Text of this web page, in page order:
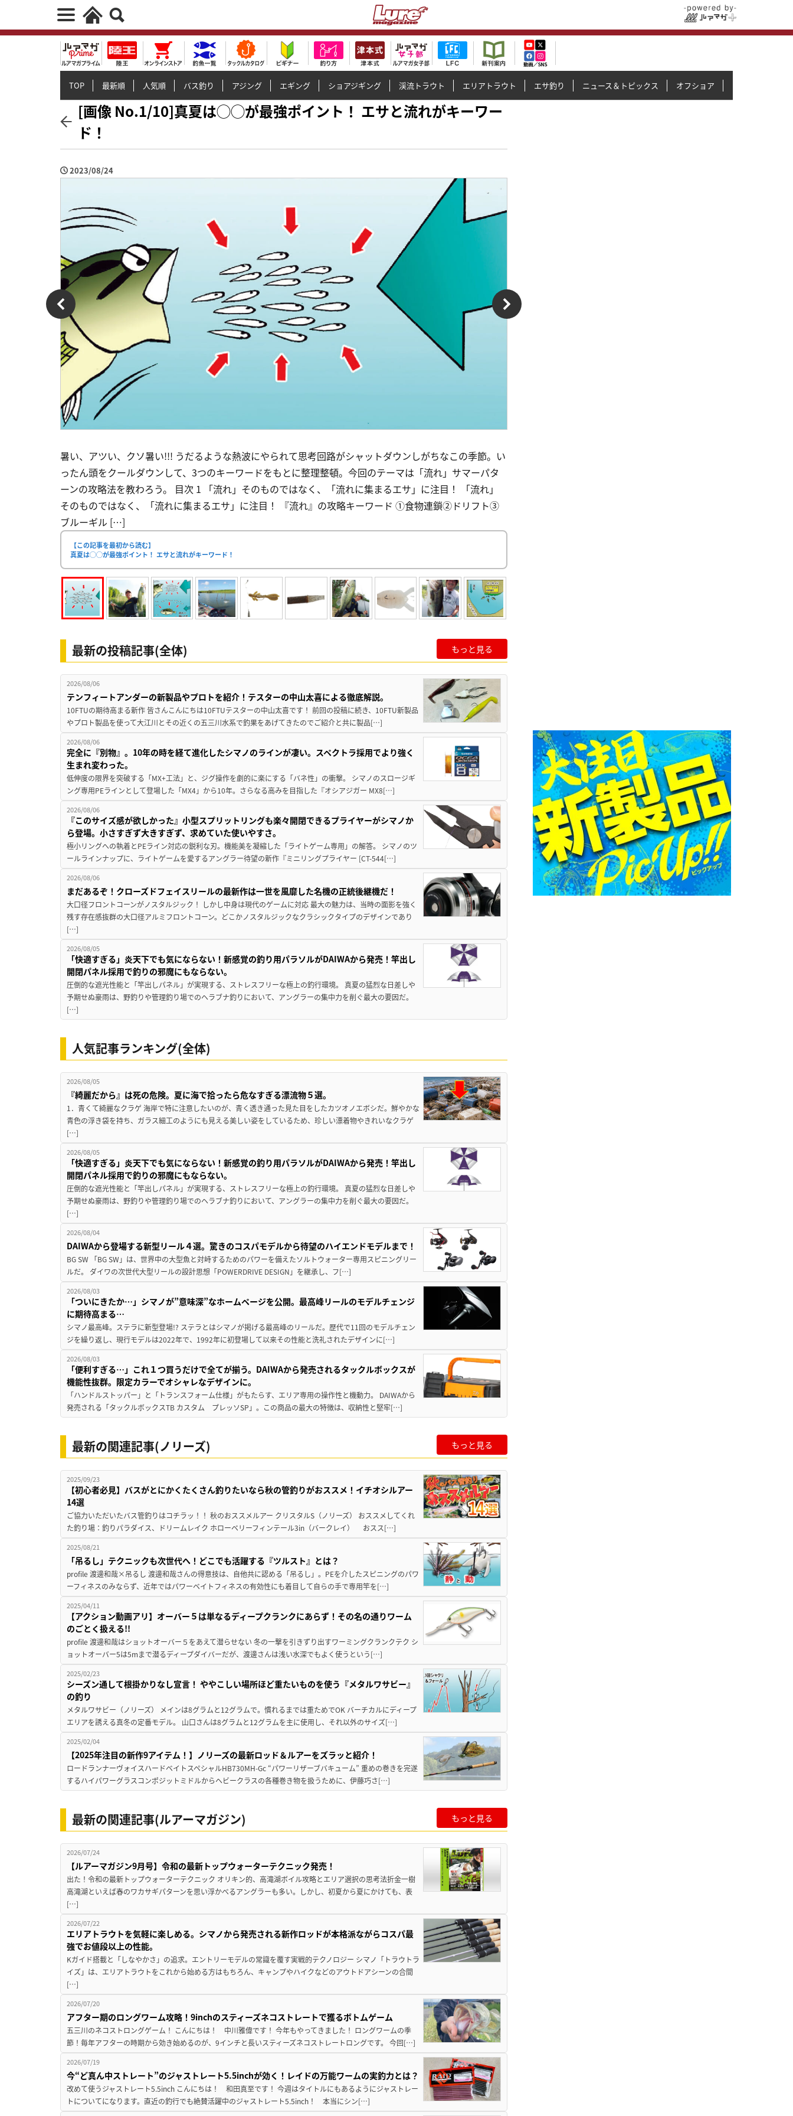
TOP 最新順 人気順 バス釣り アジング エギング ショアジギング 渓流トラウト エリアトラウト エサ釣り ニュース＆トピックス オフショア
[画像 No.1/10]真夏は◯◯が最強ポイント！ エサと流れがキーワー
ド！
2023/08/24
暑い、アツい、クソ暑い!!! うだるような熱波にやられて思考回路がシャットダウンしがちなこの季節。い
ったん頭をクールダウンして、3つのキーワードをもとに整理整頓。今回のテーマは「流れ」サマーパタ
ーンの攻略法を教わろう。 目次 1 「流れ」そのものではなく、「流れに集まるエサ」に注目！ 「流れ」
そのものではなく、「流れに集まるエサ」に注目！ 『流れ』の攻略キーワード ①食物連鎖②ドリフト③
ブルーギル […]
【この記事を最初から読む】
真夏は◯◯が最強ポイント！ エサと流れがキーワード！
最新の投稿記事(全体) もっと見る
2026/08/06
テンフィートアンダーの新製品やプロトを紹介！テスターの中山太喜による徹底解説。
10FTUの期待高まる新作 皆さんこんにちは10FTUテスターの中山太喜です！ 前回の投稿に続き、10FTU新製品
やプロト製品を使って大江川とその近くの五三川水系で釣果をあげてきたのでご紹介と共に製品[…]
2026/08/06
完全に『別物』。10年の時を経て進化したシマノのラインが凄い。スペクトラ採用でより強く
生まれ変わった。
低伸度の限界を突破する「MX+工法」と、ジグ操作を劇的に楽にする「バネ性」の衝撃。 シマノのスロージギ
ング専用PEラインとして登場した「MX4」から10年。さらなる高みを目指した『オシアジガー MX8[…]
2026/08/06
『このサイズ感が欲しかった』小型スプリットリングも楽々開閉できるプライヤーがシマノか
ら登場。小さすぎず大きすぎず、求めていた使いやすさ。
極小リングへの執着とPEライン対応の鋭利な刃。機能美を凝縮した「ライトゲーム専用」の解答。 シマノのツ
ールラインナップに、ライトゲームを愛するアングラー待望の新作『ミニリングプライヤー [CT-544[…]
2026/08/06
まだあるぞ！クローズドフェイスリールの最新作は一世を風靡した名機の正統後継機だ！
大口径フロントコーンがノスタルジック！ しかし中身は現代のゲームに対応 最大の魅力は、当時の面影を強く
残す存在感抜群の大口径アルミフロントコーン。どこかノスタルジックなクラシックタイプのデザインであり
[…]
2026/08/05
「快適すぎる」炎天下でも気にならない！新感覚の釣り用パラソルがDAIWAから発売！竿出し
開閉パネル採用で釣りの邪魔にもならない。
圧倒的な遮光性能と「竿出しパネル」が実現する、ストレスフリーな極上の釣行環境。 真夏の猛烈な日差しや
予期せぬ豪雨は、野釣りや管理釣り場でのヘラブナ釣りにおいて、アングラーの集中力を削ぐ最大の要因だ。
[…]
人気記事ランキング(全体)
2026/08/05
『綺麗だから』は死の危険。夏に海で拾ったら危なすぎる漂流物５選。
1．青くて綺麗なクラゲ 海岸で特に注意したいのが、青く透き通った見た目をしたカツオノエボシだ。鮮やかな
青色の浮き袋を持ち、ガラス細工のようにも見える美しい姿をしているため、珍しい漂着物やきれいなクラゲ
[…]
2026/08/05
「快適すぎる」炎天下でも気にならない！新感覚の釣り用パラソルがDAIWAから発売！竿出し
開閉パネル採用で釣りの邪魔にもならない。
圧倒的な遮光性能と「竿出しパネル」が実現する、ストレスフリーな極上の釣行環境。 真夏の猛烈な日差しや
予期せぬ豪雨は、野釣りや管理釣り場でのヘラブナ釣りにおいて、アングラーの集中力を削ぐ最大の要因だ。
[…]
2026/08/04
DAIWAから登場する新型リール４選。驚きのコスパモデルから待望のハイエンドモデルまで！
BG SW 「BG SW」は、世界中の大型魚と対峙するためのパワーを備えたソルトウォーター専用スピニングリー
ルだ。 ダイワの次世代大型リールの設計思想「POWERDRIVE DESIGN」を継承し、フ[…]
2026/08/03
「ついにきたか…」シマノが”意味深”なホームページを公開。最高峰リールのモデルチェンジ
に期待高まる…
シマノ最高峰。ステラに新型登場!? ステラとはシマノが掲げる最高峰のリールだ。歴代で11回のモデルチェン
ジを繰り返し、現行モデルは2022年で、1992年に初登場して以来その性能と洗礼されたデザインに[…]
2026/08/03
「便利すぎる…」これ１つ買うだけで全てが揃う。DAIWAから発売されるタックルボックスが
機能性抜群。限定カラーでオシャレなデザインに。
「ハンドルストッパー」と「トランスフォーム仕様」がもたらす、エリア専用の操作性と機動力。 DAIWAから
発売される「タックルボックスTB カスタム プレッソSP」。この商品の最大の特徴は、収納性と堅牢[…]
最新の関連記事(ノリーズ) もっと見る
2025/09/23
【初心者必見】バスがとにかくたくさん釣りたいなら秋の管釣りがおススメ！イチオシルアー
14選
ご協力いただいたバス管釣りはコチラッ！！ 秋のおススメルアー クリスタルS（ノリーズ） おススメしてくれ
た釣り場：釣りパラダイス、ドリームレイク ホローベリーフィンテール3in（バークレイ） おスス[…]
2025/08/21
「吊るし」テクニックも次世代へ！どこでも活躍する『ツルスト』とは？
profile 渡邊和哉×吊るし 渡邊和哉さんの得意技は、自他共に認める「吊るし」。PEを介したスピニングのパワ
ーフィネスのみならず、近年ではパワーベイトフィネスの有効性にも着目して自らの手で専用竿を[…]
2025/04/11
【アクション動画アリ】オーバー５は単なるディープクランクにあらず！その名の通りワーム
のごとく扱える!!
profile 渡邊和哉はショットオーバー５をあえて潜らせない 冬の一撃を引きずり出すワーミングクランクテク シ
ョットオーバー5は5mまで潜るディープダイバーだが、渡邊さんは浅い水深でもよく使うという[…]
2025/02/23
シーズン通して根掛かりなし宣言！ ややこしい場所ほど重たいものを使う『メタルワサビー』
の釣り
メタルワサビー（ノリーズ） メインは8グラムと12グラムで。慣れるまでは重ためでOK バーチカルにディープ
エリアを誘える真冬の定番モデル。 山口さんは8グラムと12グラムを主に使用し、それ以外のサイズ[…]
2025/02/04
【2025年注目の新作9アイテム！】ノリーズの最新ロッド＆ルアーをズラッと紹介！
ロードランナーヴォイスハードベイトスペシャルHB730MH-Gc “パワーリザーブバキューム” 重めの巻きを完遂
するハイパワーグラスコンポジットミドルからヘビークラスの各種巻き物を扱うために、伊藤巧さ[…]
最新の関連記事(ルアーマガジン) もっと見る
2026/07/24
【ルアーマガジン9月号】令和の最新トップウォーターテクニック発売！
出た！令和の最新トップウォーターテクニック オリキン的、高滝湖ボイル攻略とエリア選択の思考法折金一樹
高滝湖といえば春のワカサギパターンを思い浮かべるアングラーも多い。しかし、初夏から夏にかけても、表
[…]
2026/07/22
エリアトラウトを気軽に楽しめる。シマノから発売される新作ロッドが本格派ながらコスパ最
強でお値段以上の性能。
Kガイド搭載と「しなやかさ」の追求。エントリーモデルの常識を覆す実戦的テクノロジー シマノ「トラウトラ
イズ」は、エリアトラウトをこれから始める方はもちろん、キャンプやハイクなどのアウトドアシーンの合間
[…]
2026/07/20
アフター期のロングワーム攻略！9inchのスティーズネコストレートで獲るボトムゲーム
五三川のネコストロングゲーム！ こんにちは！ 中川雅偉です！ 今年もやってきました！ ロングワームの季
節！毎年アフターの時期から効き始めるのが、9インチと長いスティーズネコストレートロングです。 今回[…]
2026/07/19
今“ど真ん中ストレート”のジャストレート5.5inchが効く！レイドの万能ワームの実釣力とは？
改めて使うジャストレート5.5inch こんにちは！ 和田真至です！ 今週はタイトルにもあるようにジャストレー
トについてになります。直近の釣行でも絶賛活躍中のジャストレート5.5inch！ 本当にシン[…]